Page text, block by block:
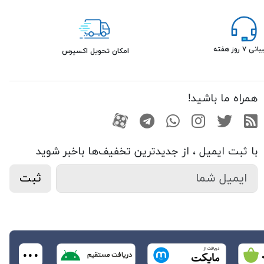
روز هفته امکان تحویل اکسپرس
همراه ما باشید!
RSS توییتراینستاگرام
واتساپتلگرامآپارات
با ثبت ایمیل ، از جدید‌ترین تخفیف‌ها با‌خبر شوید
ثبت